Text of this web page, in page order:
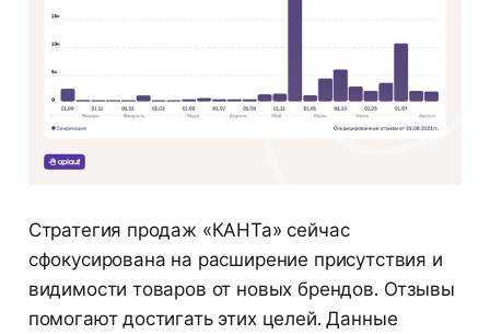
Стратегия продаж «КАНТа» сейчас
сфокусирована на расширение присутствия и
видимости товаров от новых брендов. Отзывы
помогают достигать этих целей. Данные